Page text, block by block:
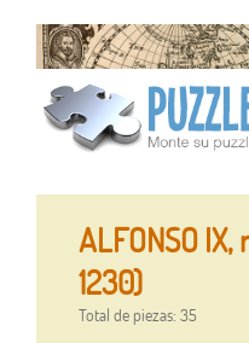
ALFONSO IX,
1230)
Total de piezas: 35